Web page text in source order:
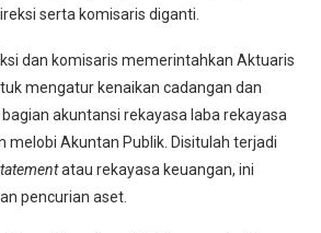
serta komisaris diganti.
dan komisaris memerintahkan Aktuaris
mengatur kenaikan cadangan dan
akuntansi rekayasa laba rekayasa
melobi Akuntan Publik. Disitulah terjadi
atau rekayasa keuangan, ini
pencurian aset.